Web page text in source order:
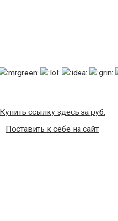
Купить ссылку здесь за руб.
Поставить к себе на сайт